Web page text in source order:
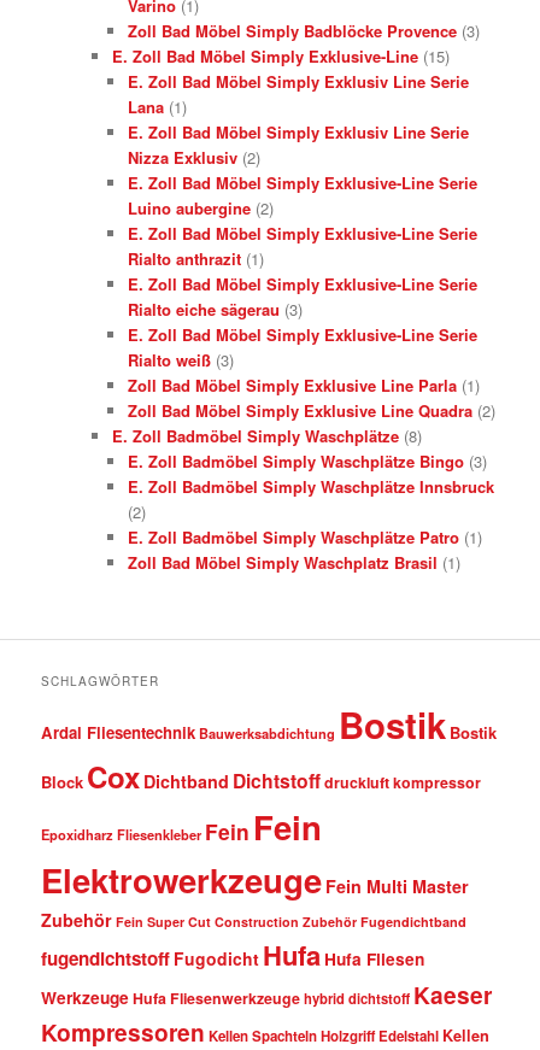
Varino (1)
Zoll Bad Möbel Simply Badblöcke Provence (3)
E. Zoll Bad Möbel Simply Exklusive-Line (15)
E. Zoll Bad Möbel Simply Exklusiv Line Serie
Lana (1)
E. Zoll Bad Möbel Simply Exklusiv Line Serie
Nizza Exklusiv (2)
E. Zoll Bad Möbel Simply Exklusive-Line Serie
Luino aubergine (2)
E. Zoll Bad Möbel Simply Exklusive-Line Serie
Rialto anthrazit (1)
E. Zoll Bad Möbel Simply Exklusive-Line Serie
Rialto eiche sägerau (3)
E. Zoll Bad Möbel Simply Exklusive-Line Serie
Rialto weiß (3)
Zoll Bad Möbel Simply Exklusive Line Parla (1)
Zoll Bad Möbel Simply Exklusive Line Quadra (2)
E. Zoll Badmöbel Simply Waschplätze (8)
E. Zoll Badmöbel Simply Waschplätze Bingo (3)
E. Zoll Badmöbel Simply Waschplätze Innsbruck
(2)
E. Zoll Badmöbel Simply Waschplätze Patro (1)
Zoll Bad Möbel Simply Waschplatz Brasil (1)
SCHLAGWÖRTER
Ardal Fliesentechnik Bauwerksabdichtung Bostik Bostik
Block Cox Dichtband Dichtstoffdruckluft kompressor
Epoxidharz Fliesenkleber Fein Fein
Elektrowerkzeuge Fein Multi Master
Zubehör Fein Super Cut Construction Zubehör Fugendichtband
fugendichtstoff Fugodicht Hufa Hufa Fliesen
WerkzeugeHufa Fliesenwerkzeugehybrid dichtstoff Kaeser
Kompressoren Kellen Spachteln Holzgriff Edelstahl Kellen